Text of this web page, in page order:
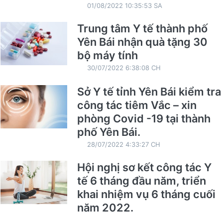
01/08/2022 10:35:53 SA
Trung tâm Y tế thành phố
Yên Bái nhận quà tặng 30
bộ máy tính
30/07/2022 6:38:08 CH
Sở Y tế tỉnh Yên Bái kiểm tra
công tác tiêm Vắc – xin
phòng Covid -19 tại thành
phố Yên Bái.
28/07/2022 4:33:27 CH
Hội nghị sơ kết công tác Y
tế 6 tháng đầu năm, triển
khai nhiệm vụ 6 tháng cuối
năm 2022.